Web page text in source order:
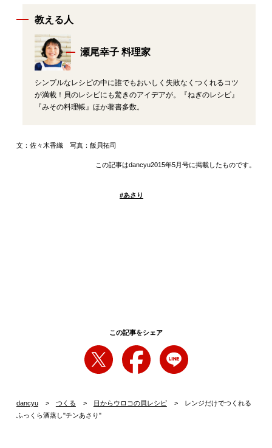
教える人
瀬尾幸子 料理家
シンプルなレシピの中に誰でもおいしく失敗なくつくれるコツ
が満載！貝のレシピにも驚きのアイデアが。『ねぎのレシピ』
『みその料理帳』ほか著書多数。
文：佐々木香織 写真：飯貝拓司
この記事はdancyu2015年5月号に掲載したものです。
#あさり
この記事をシェア
dancyu つくる 目からウロコの貝レシピ
レンジだけでつくれる
ふっくら酒蒸し"チンあさり"